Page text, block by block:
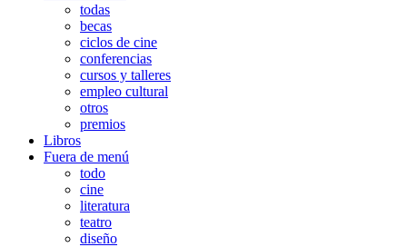
todas
becas
ciclos de cine
conferencias
cursos y talleres
empleo cultural
otros
premios
Libros
Fuera de menú
todo
cine
literatura
teatro
diseño